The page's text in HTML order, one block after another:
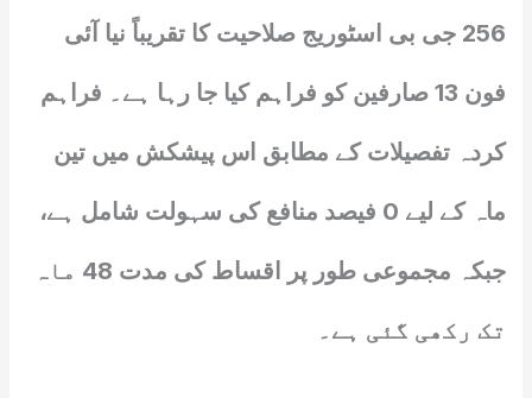
256 جی بی اسٹوریج صلاحیت کا تقریباً نیا آئی
فون 13 صارفین کو فراہم کیا جا رہا ہے۔ فراہم
کردہ تفصیلات کے مطابق اس پیشکش میں تین
ماہ کے لیے 0 فیصد منافع کی سہولت شامل ہے،
جبکہ مجموعی طور پر اقساط کی مدت 48 ماہ
تک رکھی گئی ہے۔